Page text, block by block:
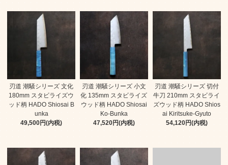
刃道 潮騒シリーズ 文化
180mm スタビライズウ
ッド柄 HADO Shiosai B
unka
49,500円(内税)
刃道 潮騒シリーズ 小文
化 135mm スタビライズ
ウッド柄 HADO Shiosai
Ko-Bunka
47,520円(内税)
刃道 潮騒シリーズ 切付
牛刀 210mm スタビライ
ズウッド柄 HADO Shios
ai Kiritsuke-Gyuto
54,120円(内税)